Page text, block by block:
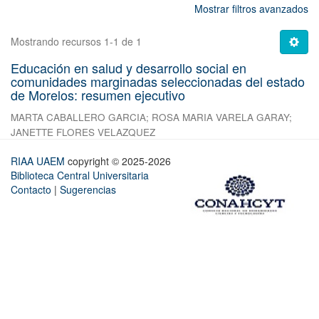
Mostrar filtros avanzados
Mostrando recursos 1-1 de 1
Educación en salud y desarrollo social en
comunidades marginadas seleccionadas del estado
de Morelos: resumen ejecutivo
MARTA CABALLERO GARCIA; ROSA MARIA VARELA GARAY;
JANETTE FLORES VELAZQUEZ
RIAA UAEM copyright © 2025-2026
Biblioteca Central Universitaria
Contacto | Sugerencias